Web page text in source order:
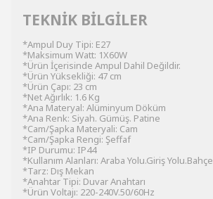
TEKNİK BİLGİLER
*Ampul Duy Tipi: E27
*Maksimum Watt: 1X60W
*Ürün İçerisinde Ampul Dahil Değildir.
*Ürün Yüksekliği: 47 cm
*Ürün Çapı: 23 cm
*Net Ağırlık: 1.6 Kg
*Ana Materyal: Alüminyum Döküm
*Ana Renk: Siyah. Gümüş. Patine
*Cam/Şapka Materyali: Cam
*Cam/Şapka Rengi: Şeffaf
*IP Durumu: IP44
*Kullanım Alanları: Araba Yolu.Giriş Yolu.Bahçe
*Tarz: Dış Mekan
*Anahtar Tipi: Duvar Anahtarı
*Ürün Voltajı: 220-240V.50/60Hz